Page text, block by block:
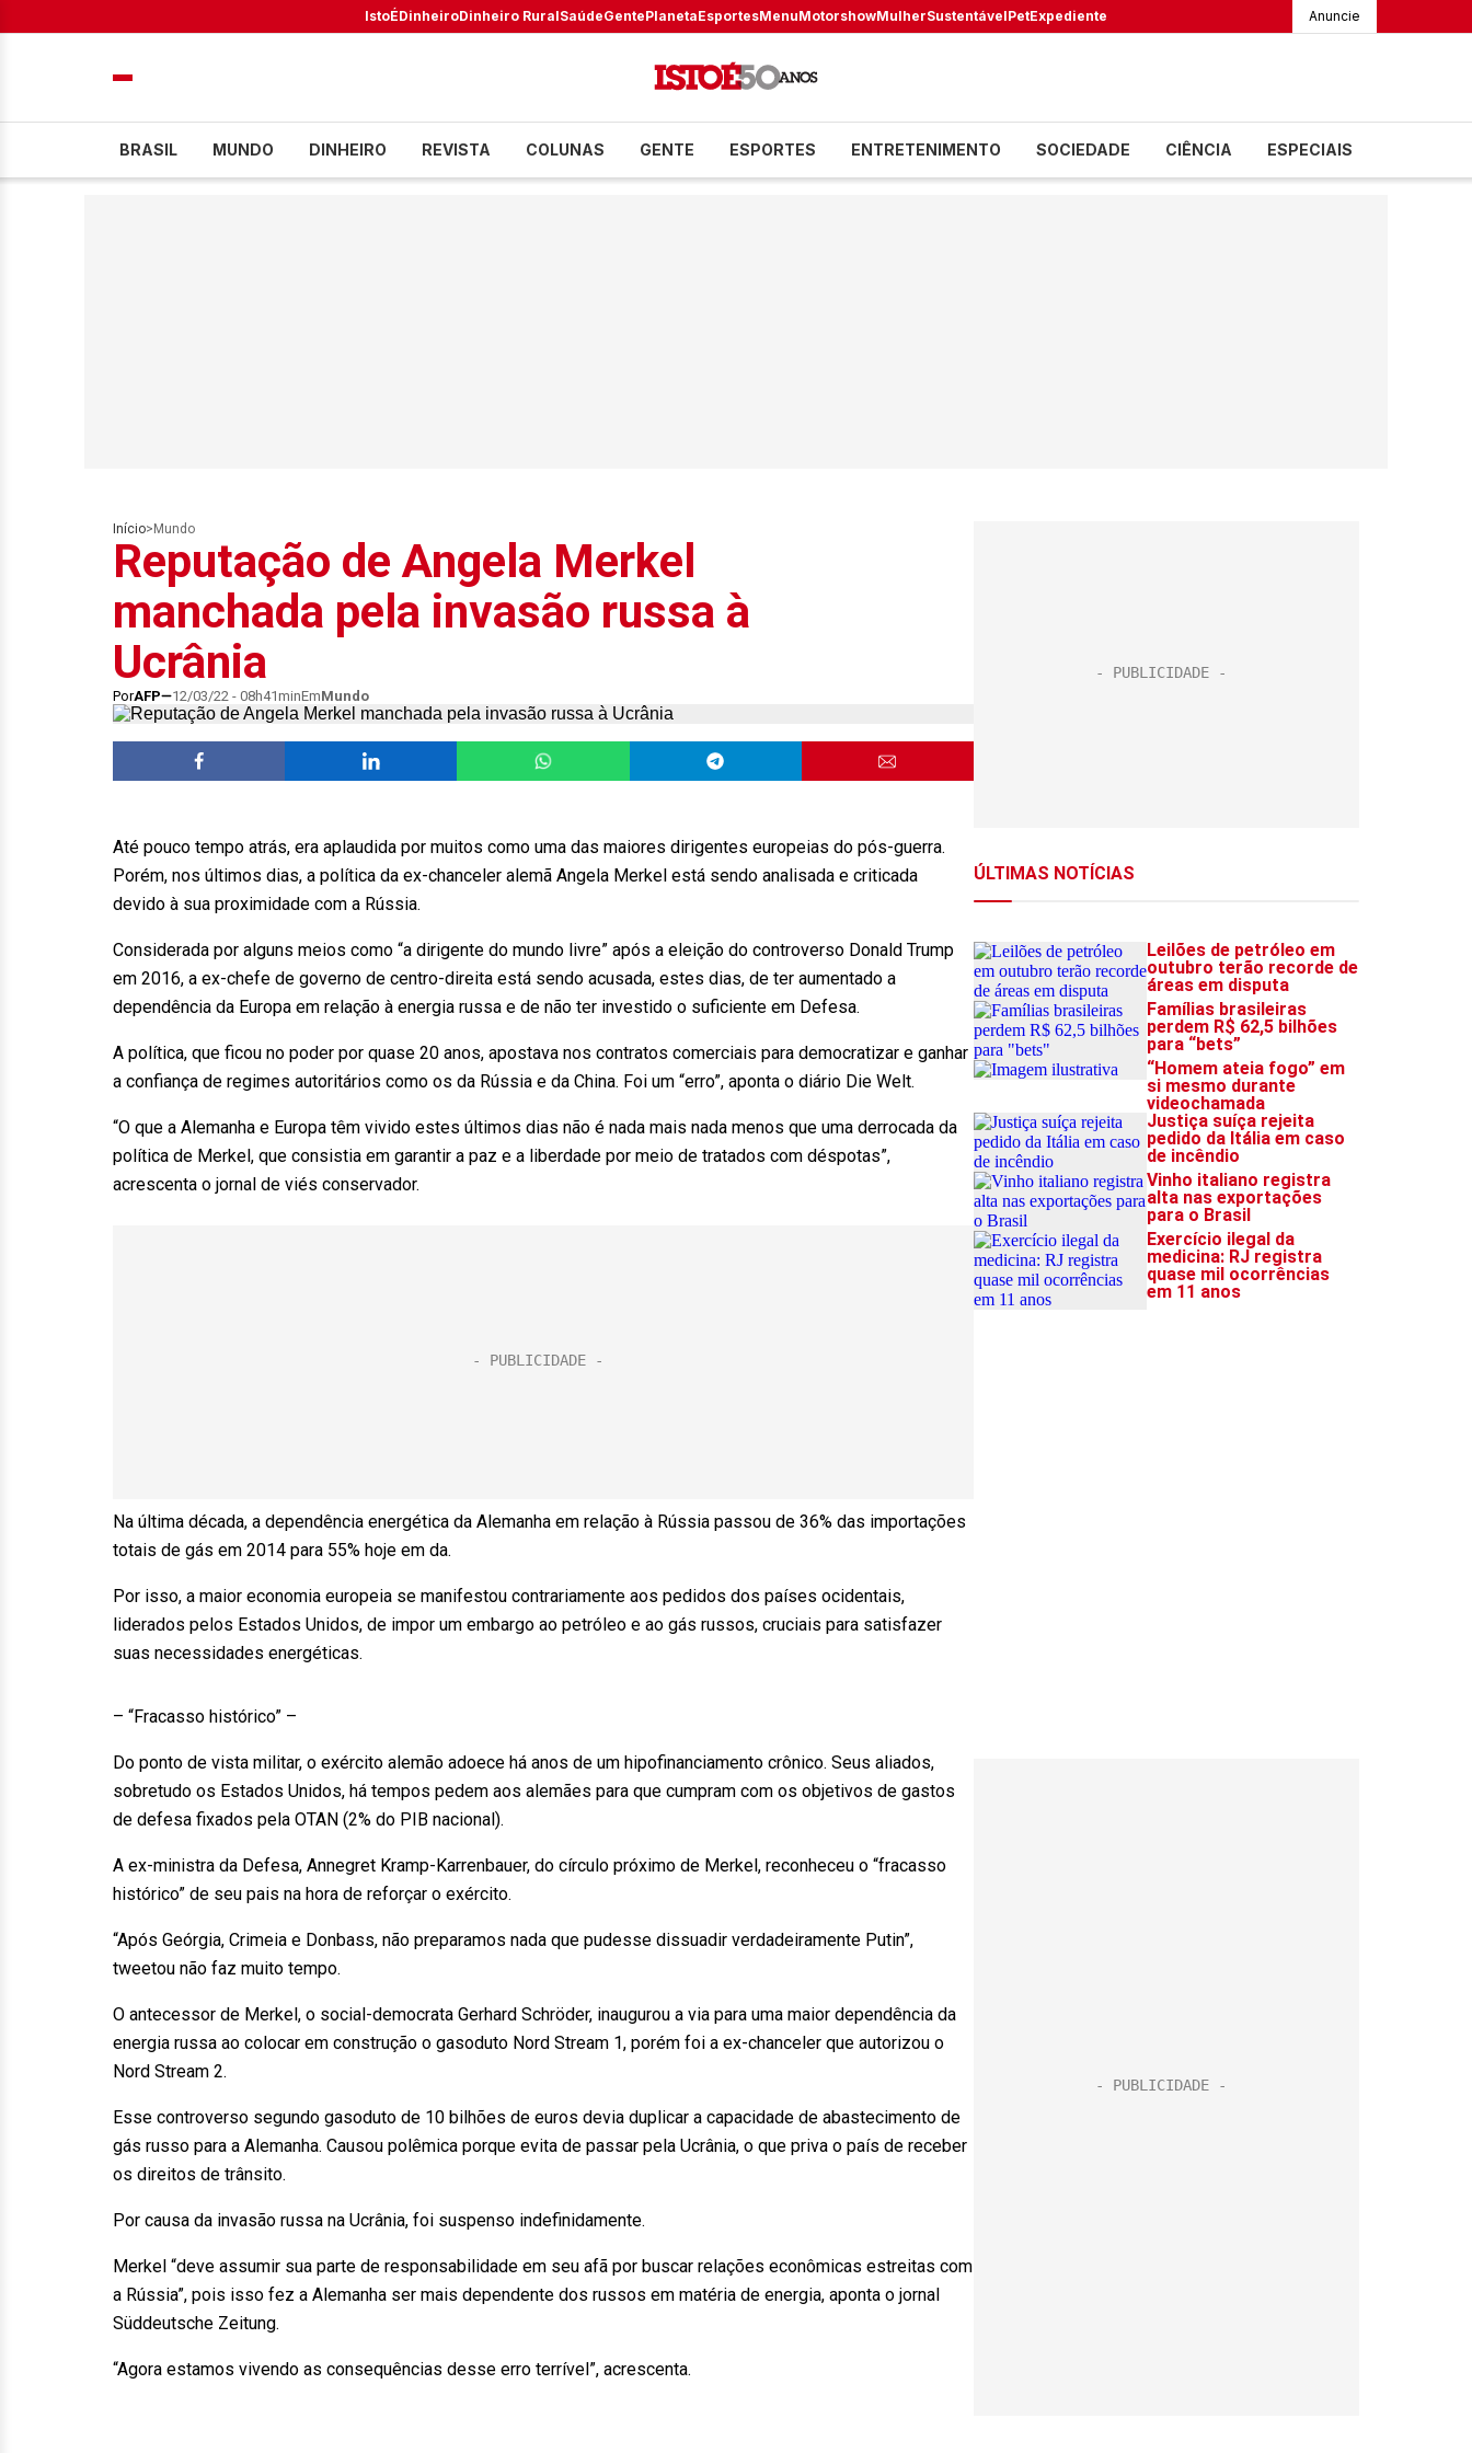
IstoÉDinheiroDinheiro RuralSaúdeGentePlanetaEsportesMenuMotorshowMulherSustentávelPetExpediente Anuncie
BRASIL MUNDO DINHEIRO REVISTA COLUNAS GENTE ESPORTES ENTRETENIMENTO SOCIEDADE CIÊNCIA ESPECIAIS
Início> Mundo
Reputação de Angela Merkel
manchada pela invasão russa à
Ucrânia
PorAFP 12/03/22 - 08h41minEmMundo
Até pouco tempo atrás, era aplaudida por muitos como uma das maiores dirigentes europeias do pós-guerra.
Porém, nos últimos dias, a política da ex-chanceler alemã Angela Merkel está sendo analisada e criticada
devido à sua proximidade com a Rússia.
Considerada por alguns meios como “a dirigente do mundo livre” após a eleição do controverso Donald Trump
em 2016, a ex-chefe de governo de centro-direita está sendo acusada, estes dias, de ter aumentado a
dependência da Europa em relação à energia russa e de não ter investido o suficiente em Defesa.
A política, que ficou no poder por quase 20 anos, apostava nos contratos comerciais para democratizar e ganhar
a confiança de regimes autoritários como os da Rússia e da China. Foi um “erro”, aponta o diário Die Welt.
“O que a Alemanha e Europa têm vivido estes últimos dias não é nada mais nada menos que uma derrocada da
política de Merkel, que consistia em garantir a paz e a liberdade por meio de tratados com déspotas”,
acrescenta o jornal de viés conservador.
Na última década, a dependência energética da Alemanha em relação à Rússia passou de 36% das importações
totais de gás em 2014 para 55% hoje em da.
Por isso, a maior economia europeia se manifestou contrariamente aos pedidos dos países ocidentais,
liderados pelos Estados Unidos, de impor um embargo ao petróleo e ao gás russos, cruciais para satisfazer
suas necessidades energéticas.
– “Fracasso histórico” –
Do ponto de vista militar, o exército alemão adoece há anos de um hipofinanciamento crônico. Seus aliados,
sobretudo os Estados Unidos, há tempos pedem aos alemães para que cumpram com os objetivos de gastos
de defesa fixados pela OTAN (2% do PIB nacional).
A ex-ministra da Defesa, Annegret Kramp-Karrenbauer, do círculo próximo de Merkel, reconheceu o “fracasso
histórico” de seu pais na hora de reforçar o exército.
“Após Geórgia, Crimeia e Donbass, não preparamos nada que pudesse dissuadir verdadeiramente Putin”,
tweetou não faz muito tempo.
O antecessor de Merkel, o social-democrata Gerhard Schröder, inaugurou a via para uma maior dependência da
energia russa ao colocar em construção o gasoduto Nord Stream 1, porém foi a ex-chanceler que autorizou o
Nord Stream 2.
Esse controverso segundo gasoduto de 10 bilhões de euros devia duplicar a capacidade de abastecimento de
gás russo para a Alemanha. Causou polêmica porque evita de passar pela Ucrânia, o que priva o país de receber
os direitos de trânsito.
Por causa da invasão russa na Ucrânia, foi suspenso indefinidamente.
Merkel “deve assumir sua parte de responsabilidade em seu afã por buscar relações econômicas estreitas com
a Rússia”, pois isso fez a Alemanha ser mais dependente dos russos em matéria de energia, aponta o jornal
Süddeutsche Zeitung.
“Agora estamos vivendo as consequências desse erro terrível”, acrescenta.